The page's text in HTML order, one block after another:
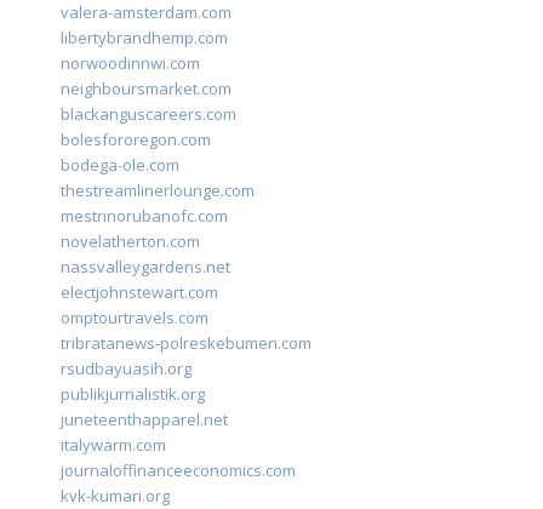
valera-amsterdam.com
libertybrandhemp.com
norwoodinnwi.com
neighboursmarket.com
blackanguscareers.com
bolesfororegon.com
bodega-ole.com
thestreamlinerlounge.com
mestrinorubanofc.com
novelatherton.com
nassvalleygardens.net
electjohnstewart.com
omptourtravels.com
tribratanews-polreskebumen.com
rsudbayuasih.org
publikjurnalistik.org
juneteenthapparel.net
italywarm.com
journaloffinanceeconomics.com
kvk-kumari.org